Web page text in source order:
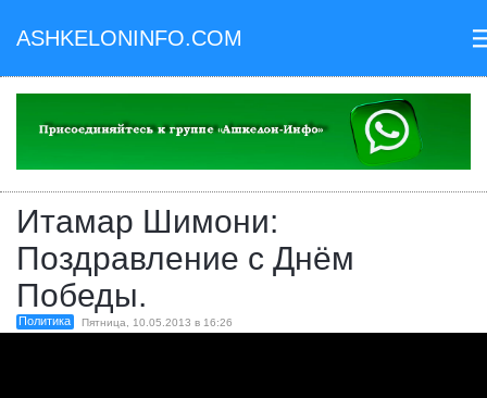
ASHKELONINFO.COM
Итамар Шимони:
Поздравление с Днём
Победы.
Политика Пятница, 10.05.2013 в 16:26